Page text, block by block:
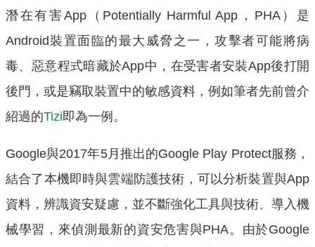
潛在有害App（Potentially Harmful App，PHA）是
Android裝置面臨的最大威脅之一，攻擊者可能將病
毒、惡意程式暗藏於App中，在受害者安裝App後打開
後門，或是竊取裝置中的敏感資料，例如筆者先前曾介
紹過的Tizi即為一例。
Google與2017年5月推出的Google Play Protect服務，
結合了本機即時與雲端防護技術，可以分析裝置與App
資料，辨識資安疑慮，並不斷強化工具與技術、導入機
械學習，來偵測最新的資安危害與PHA。由於Google